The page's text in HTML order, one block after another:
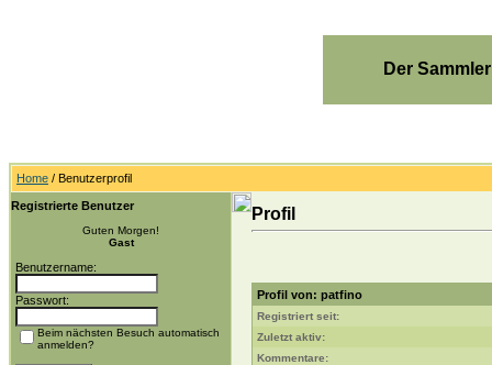
Der
Home / Benutzerprofil
Registrierte Benutzer
Guten Morgen!
Gast
Benutzername:
Passwort:
Beim nächsten Besuch automatisch
anmelden?
Profil
Profil von: patfino
Registriert seit:
Zuletzt aktiv:
Kommentare: